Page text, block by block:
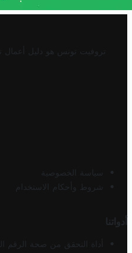
تروفيت تونس هو دليل أعمال
سياسة الخصوصية
شروط وأحكام الاستخدام
أدواتنا
أداة التحقق من صحة الرقم